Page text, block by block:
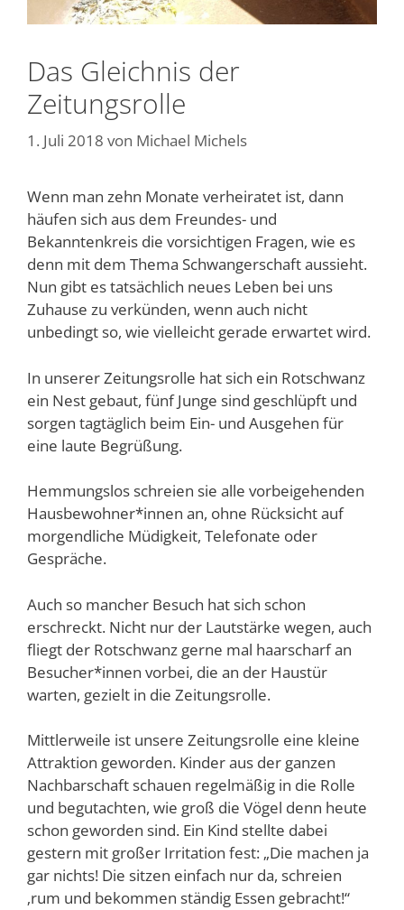
Das Gleichnis der
Zeitungsrolle
1. Juli 2018 von Michael Michels
Wenn man zehn Monate verheiratet ist, dann
häufen sich aus dem Freundes- und
Bekanntenkreis die vorsichtigen Fragen, wie es
denn mit dem Thema Schwangerschaft aussieht.
Nun gibt es tatsächlich neues Leben bei uns
Zuhause zu verkünden, wenn auch nicht
unbedingt so, wie vielleicht gerade erwartet wird.
In unserer Zeitungsrolle hat sich ein Rotschwanz
ein Nest gebaut, fünf Junge sind geschlüpft und
sorgen tagtäglich beim Ein- und Ausgehen für
eine laute Begrüßung.
Hemmungslos schreien sie alle vorbeigehenden
Hausbewohner*innen an, ohne Rücksicht auf
morgendliche Müdigkeit, Telefonate oder
Gespräche.
Auch so mancher Besuch hat sich schon
erschreckt. Nicht nur der Lautstärke wegen, auch
fliegt der Rotschwanz gerne mal haarscharf an
Besucher*innen vorbei, die an der Haustür
warten, gezielt in die Zeitungsrolle.
Mittlerweile ist unsere Zeitungsrolle eine kleine
Attraktion geworden. Kinder aus der ganzen
Nachbarschaft schauen regelmäßig in die Rolle
und begutachten, wie groß die Vögel denn heute
schon geworden sind. Ein Kind stellte dabei
gestern mit großer Irritation fest: „Die machen ja
gar nichts! Die sitzen einfach nur da, schreien
‚rum und bekommen ständig Essen gebracht!“